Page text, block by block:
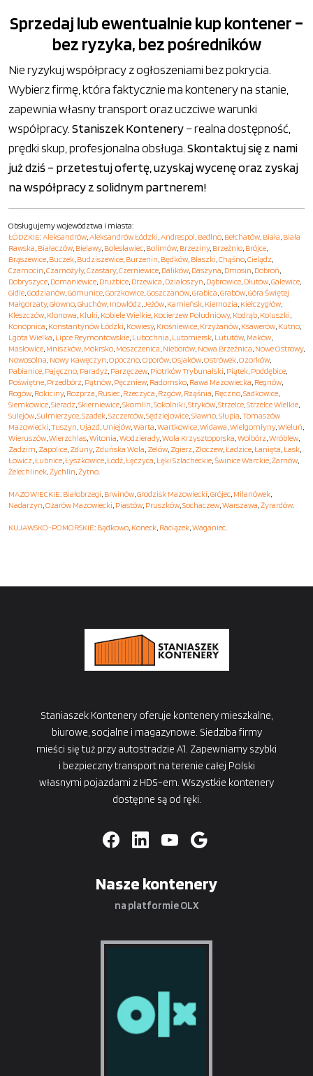
Sprzedaj lub ewentualnie kup kontener –
bez ryzyka, bez pośredników
Nie ryzykuj współpracy z ogłoszeniami bez pokrycia.
Wybierz firmę, która faktycznie ma kontenery na stanie,
zapewnia własny transport oraz uczciwe warunki
współpracy.Staniszek Kontenery– realna dostępność,
prędki skup, profesjonalna obsługa.Skontaktuj się z nami
już dziś – przetestuj ofertę, uzyskaj wycenę oraz zyskaj
na współpracy z solidnym partnerem!
Obsługujemy województwa i miasta:
ŁÓDZKIE:Aleksandrów,Aleksandrów Łódzki,Andrespol, Bedlno, Bełchatów, Biała, Biała
Rawska, Białaczów, Bielawy, Bolesławiec, Bolimów, Brzeziny, Brzeźnio, Brójce,
Brąszewice, Buczek, Budziszewice, Burzenin, Będków, Błaszki,Chąśno,Cielądz,
Czarnocin,Czarnożyły,Czastary,Czerniewice, Dalików, Daszyna, Dmosin, Dobroń,
Dobryszyce, Domaniewice, Drużbice, Drzewica, Działoszyn, Dąbrowice, Dłutów,Galewice,
Gidle,Godzianów,Gomunice,Gorzkowice,Goszczanów,Grabica,Grabów,Góra Świętej
Małgorzaty,Głowno,Głuchów, Inowłódz,Jeżów, Kamieńsk, Kiernozia, Kiełczygłów,
Kleszczów, Klonowa, Kluki, Kobiele Wielkie, Kocierzew Południowy, Kodrąb, Koluszki,
Konopnica, Konstantynów Łódzki, Kowiesy, Krośniewice, Krzyżanów, Ksawerów, Kutno,
Lgota Wielka, Lipce Reymontowskie, Lubochnia, Lutomiersk, Lututów, Maków,
Masłowice, Mniszków, Mokrsko, Moszczenica, Nieborów, Nowa Brzeźnica, Nowe Ostrowy,
Nowosolna, Nowy Kawęczyn,Opoczno,Oporów,Osjaków,Ostrówek,Ozorków,
Pabianice, Pajęczno, Paradyż, Parzęczew, Piotrków Trybunalski, Piątek, Poddębice,
Poświętne, Przedbórz, Pątnów, Pęczniew, Radomsko, Rawa Mazowiecka, Regnów,
Rogów, Rokiciny, Rozprza, Rusiec, Rzeczyca, Rzgów, Rząśnia, Ręczno,Sadkowice,
Siemkowice,Sieradz,Skierniewice,Skomlin,Sokolniki,Stryków,Strzelce,Strzelce Wielkie,
Sulejów,Sulmierzyce,Szadek,Szczerców,Sędziejowice,Sławno,Słupia,Tomaszów
Mazowiecki,Tuszyn, Ujazd, Uniejów,Warta,Wartkowice,Widawa,Wielgomłyny,Wieluń,
Wieruszów,Wierzchlas,Witonia,Wodzierady,Wola Krzysztoporska,Wolbórz,Wróblew,
Zadzim, Zapolice, Zduny, Zduńska Wola, Zelów, Zgierz, Złoczew,Ładzice,Łanięta,Łask,
Łowicz,Łubnice,Łyszkowice,Łódź,Łęczyca,Łęki Szlacheckie,Świnice Warckie,Żarnów,
Żelechlinek,Żychlin,Żytno.
MAZOWIECKIE: Białobrzegi, Brwinów,Grodzisk Mazowiecki,Grójec, Milanówek,
Nadarzyn,Ożarów Mazowiecki, Piastów, Pruszków,Sochaczew,Warszawa,Żyrardów.
KUJAWSKO-POMORSKIE: Bądkowo, Koneck, Raciążek,Waganiec.
Staniaszek Kontenery oferuje kontenery mieszkalne,
biurowe, socjalne i magazynowe. Siedziba firmy
mieści się tuż przy autostradzie A1. Zapewniamy szybki
i bezpieczny transport na terenie całej Polski
własnymi pojazdami z HDS-em. Wszystkie kontenery
dostępne są od ręki.
Nasze kontenery
na platformie OLX